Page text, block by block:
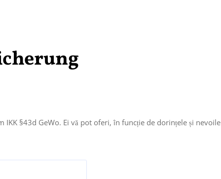
§43d GeWo. Ei vă pot oferi, în funcție de dorințele și nevoile